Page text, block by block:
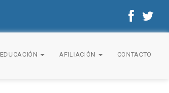
EDUCACIÓN AFILIACIÓN CONTACTO